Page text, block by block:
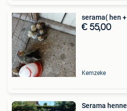
serama( hen
€ 55,00
Kemzeke
Serama